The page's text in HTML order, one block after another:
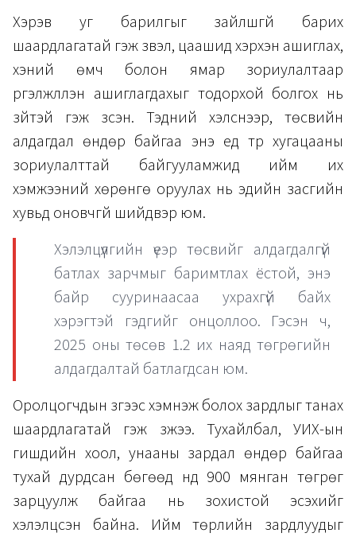
Хэрэв уг барилгыг зайлшгүй барих
шаардлагатай гэж үзвэл, цаашид хэрхэн ашиглах,
хэний өмч болон ямар зориулалтаар
үргэлжлүүлэн ашиглагдахыг тодорхой болгох нь
зүйтэй гэж үзсэн. Тэдний хэлснээр, төсвийн
алдагдал өндөр байгаа энэ үед түр хугацааны
зориулалттай байгууламжид ийм их
хэмжээний хөрөнгө оруулах нь эдийн засгийн
хувьд оновчгүй шийдвэр юм.
Хэлэлцүүлгийн үеэр төсвийг алдагдалгүй
батлах зарчмыг баримтлах ёстой, энэ
байр сууринаасаа ухрахгүй байх
хэрэгтэй гэдгийг онцоллоо. Гэсэн ч,
2025 оны төсөв 1.2 их наяд төгрөгийн
алдагдалтай батлагдсан юм.
Оролцогчдын зүгээс хэмнэж болох зардлыг танах
шаардлагатай гэж үзжээ. Тухайлбал, УИХ-ын
гишүүдийн хоол, унааны зардал өндөр байгаа
тухай дурдсан бөгөөд үүнд 900 мянган төгрөг
зарцуулж байгаа нь зохистой эсэхийг
хэлэлцсэн байна. Ийм төрлийн зардлуудыг